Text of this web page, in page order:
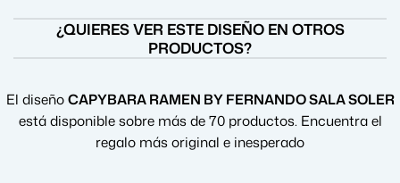
¿QUIERES VER ESTE DISEÑO EN OTROS
PRODUCTOS?
El diseñoCAPYBARA RAMEN BY FERNANDO SALA SOLER
está disponible sobre más de 70 productos. Encuentra el
regalo más original e inesperado